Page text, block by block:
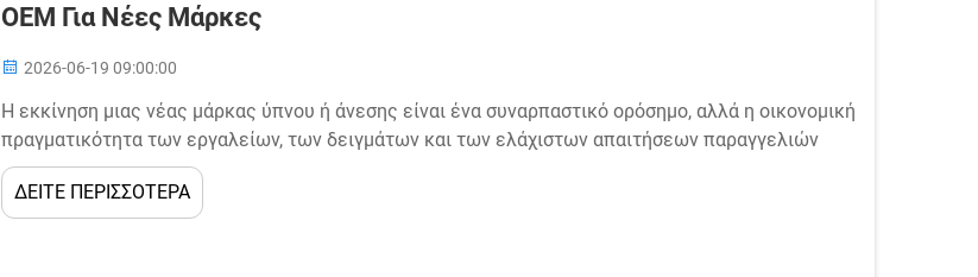
OEM Για Νέες Μάρκες
2026-06-19 09:00:00
Η εκκίνηση μιας νέας μάρκας ύπνου ή άνεσης είναι ένα συναρπαστικό ορόσημο, αλλά η οικονομική
πραγματικότητα των εργαλείων, των δειγμάτων και των ελάχιστων απαιτήσεων παραγγελιών
μπορεί γρήγορα να εξαντλήσει τους αρχικούς προϋπολογισμούς. Μία από τις πιο έξυπνες
στρατηγικές αποφάσεις που μπορεί να λάβει μια νέα μάρκα είναι να...
ΔΕΙΤΕ ΠΕΡΙΣΣΟΤΕΡΑ